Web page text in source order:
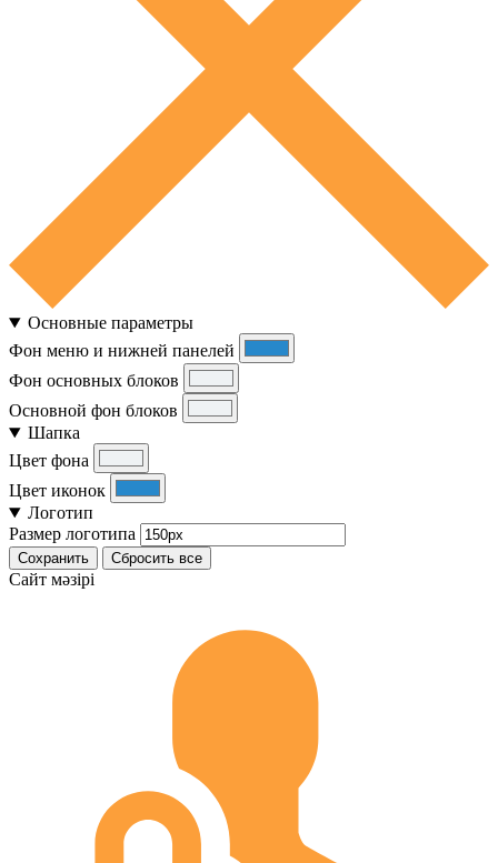
Основные параметры
Фон меню и нижней панелей
Фон основных блоков
Основной фон блоков
Шапка
Цвет фона
Цвет иконок
Логотип
Размер логотипа
Сохранить Сбросить все
Cайт мәзірі